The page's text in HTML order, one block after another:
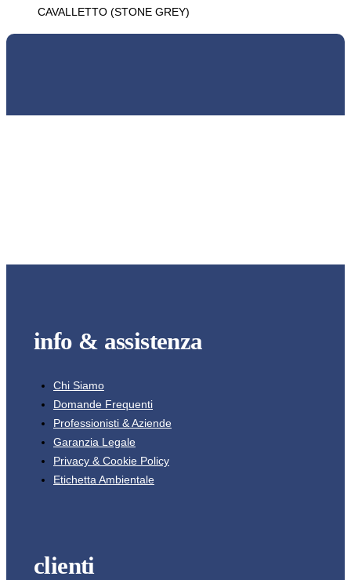
CAVALLETTO (STONE GREY)
info & assistenza
Chi Siamo
Domande Frequenti
Professionisti & Aziende
Garanzia Legale
Privacy & Cookie Policy
Etichetta Ambientale
clienti